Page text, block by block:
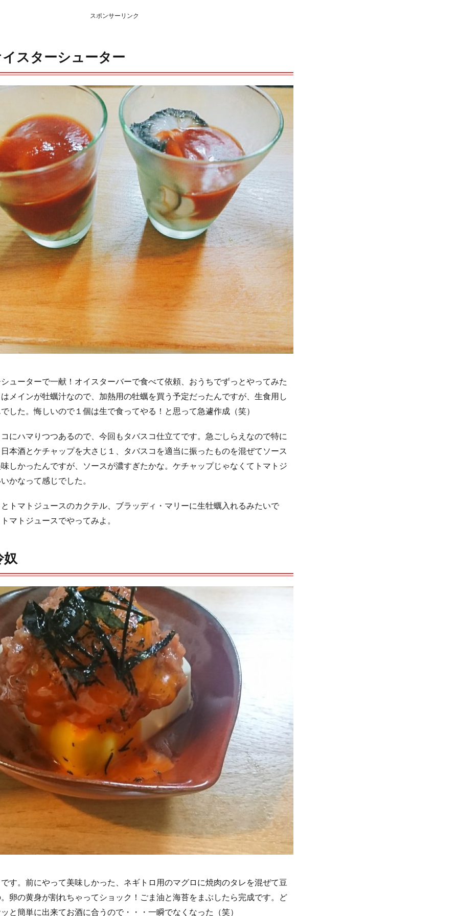
スポンサーリンク
スターシューター
ューターで一献！オイスターバーで食べて依頼、おうちでずっとやってみた
メインが牡蠣汁なので、加熱用の牡蠣を買う予定だったんですが、生食用し
した。悔しいので１個は生で食ってやる！と思って急遽作成（笑）
にハマりつつあるので、今回もタバスコ仕立てです。急ごしらえなので特に
本酒とケチャップを大さじ１、タバスコを適当に振ったものを混ぜてソース
しかったんですが、ソースが濃すぎたかな。ケチャップじゃなくてトマトジ
かなって感じでした。
トマトジュースのカクテル、ブラッディ・マリーに生牡蠣入れるみたいで
マトジュースでやってみよ。
す。前にやって美味しかった、ネギトロ用のマグロに焼肉のタレを混ぜて豆
卵の黄身が割れちゃってショック！ごま油と海苔をまぶしたら完成です。ど
と簡単に出来てお酒に合うので・・・一瞬でなくなった（笑）